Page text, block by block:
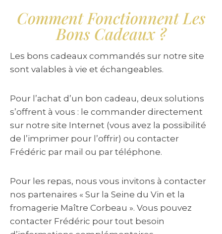
Comment Fonctionnent Les
Bons Cadeaux ?
Les bons cadeaux commandés sur notre site
sont valables à vie et échangeables.
Pour l’achat d’un bon cadeau, deux solutions
s’offrent à vous : le commander directement
sur notre site Internet (vous avez la possibilité
de l’imprimer pour l’offrir) ou contacter
Frédéric par mail ou par téléphone.
Pour les repas, nous vous invitons à contacter
nos partenaires « Sur la Seine du Vin et la
fromagerie Maître Corbeau ». Vous pouvez
contacter Frédéric pour tout besoin